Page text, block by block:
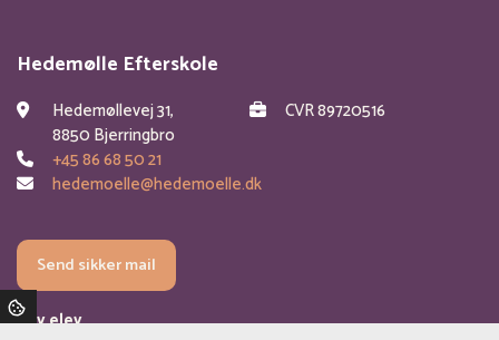
Hedemølle Efterskole
Hedemøllevej 31,
8850 Bjerringbro
CVR 89720516
+45 86 68 50 21
hedemoelle@hedemoelle.dk
Send sikker mail
Bliv elev